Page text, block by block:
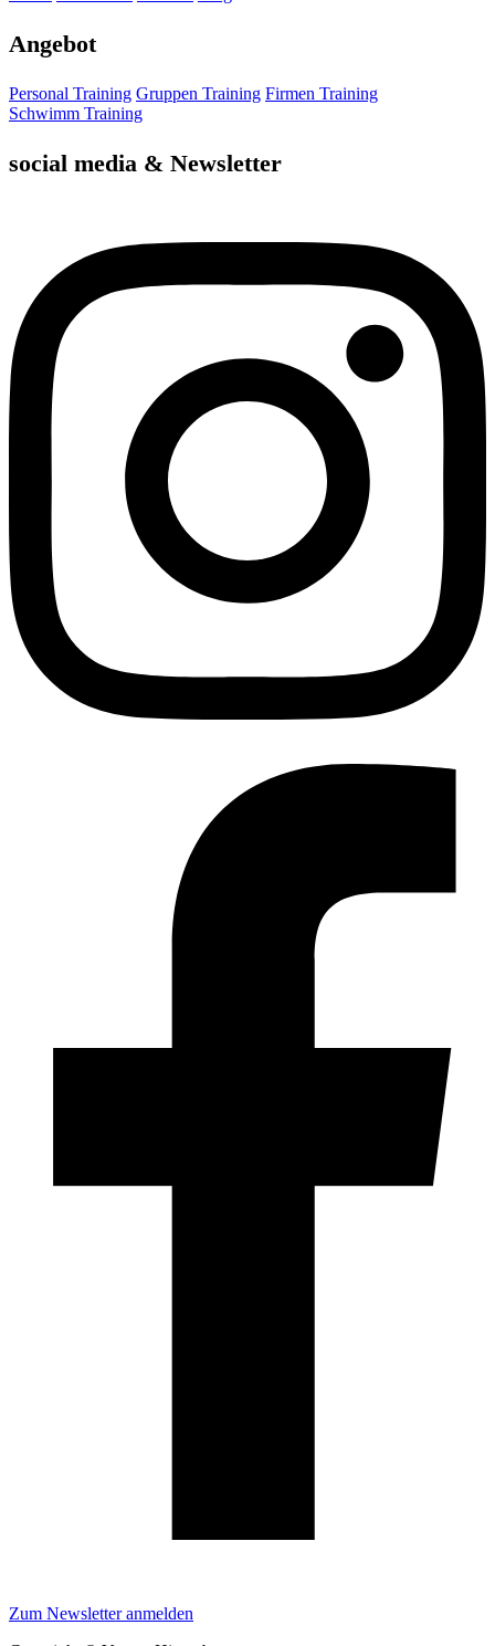
Angebot
Personal Training Gruppen Training Firmen Training
Schwimm Training
social media & Newsletter
Zum Newsletter anmelden